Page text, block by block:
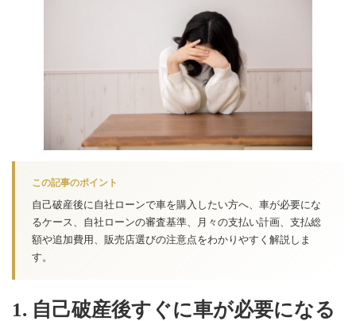
この記事のポイント
自己破産後に自社ローンで車を購入したい方へ、車が必要にな
るケース、自社ローンの審査基準、月々の支払い計画、支払総
額や追加費用、販売店選びの注意点をわかりやすく解説しま
す。
1. 自己破産後すぐに車が必要になる